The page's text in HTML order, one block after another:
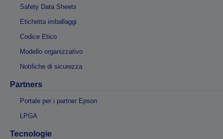
Safety Data Sheets
Etichetta imballaggi
Codice Etico
Modello organizzativo
Notifiche di sicurezza
Partners
Portale per i partner Epson
LPGA
Tecnologie